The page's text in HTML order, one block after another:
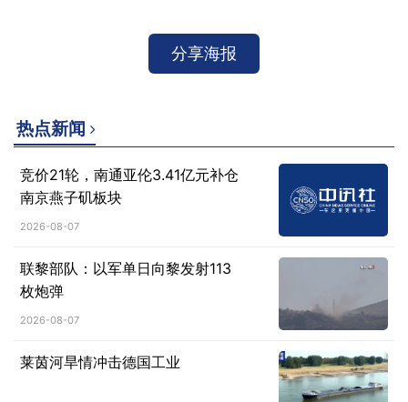
分享海报
热点新闻
竞价21轮，南通亚伦3.41亿元补仓
南京燕子矶板块
2026-08-07
联黎部队：以军单日向黎发射113
枚炮弹
2026-08-07
莱茵河旱情冲击德国工业